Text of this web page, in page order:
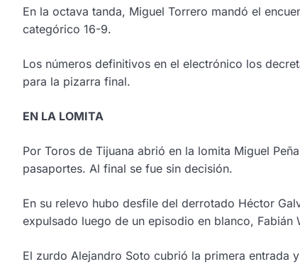
En la octava tanda, Miguel Torrero mandó el
categórico 16-9.
Los números definitivos en el electrónico los
para la pizarra final.
EN LA LOMITA
Por Toros de Tijuana abrió en la lomita Miguel
pasaportes. Al final se fue sin decisión.
En su relevo hubo desfile del derrotado Héctor
expulsado luego de un episodio en blanco, Fabián
El zurdo Alejandro Soto cubrió la primera entrada